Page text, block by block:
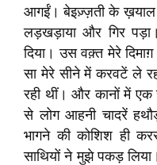
आगईं। बेइज़्ज़ती के ख़याल
लड़खड़ाया और गिर
दिया। उस वक़्त मेरे
सा मेरे सीने में करवटें ले
रही थीं। और कानों में
से लोग आहनी चादरें
भागने की कोशिश ही
साथियों ने मुझे पकड़